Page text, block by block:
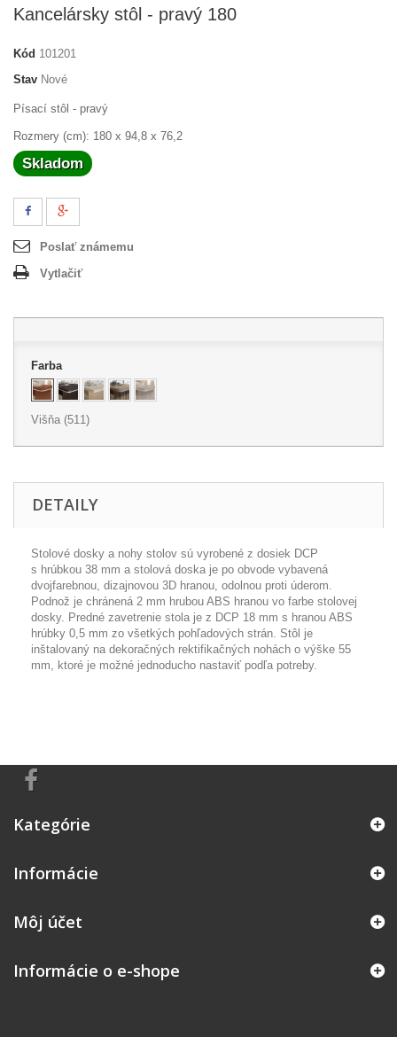
Kancelársky stôl - pravý 180
Kód 101201
Stav Nové
Písací stôl - pravý
Rozmery (cm): 180 x 94,8 x 76,2
Skladom
Poslať známemu
Vytlačiť
Farba
Višňa (511)
DETAILY
Stolové dosky a nohy stolov sú vyrobené z dosiek DCP
s hrúbkou 38 mm a stolová doska je po obvode vybavená
dvojfarebnou, dizajnovou 3D hranou, odolnou proti úderom.
Podnož je chránená 2 mm hrubou ABS hranou vo farbe stolovej
dosky. Predné zavetrenie stola je z DCP 18 mm s hranou ABS
hrúbky 0,5 mm zo všetkých pohľadových strán. Stôl je
inštalovaný na dekoračných rektifikačných nohách o výške 55
mm, ktoré je možné jednoducho nastaviť podľa potreby.
Kategórie
Informácie
Môj účet
Informácie o e-shope